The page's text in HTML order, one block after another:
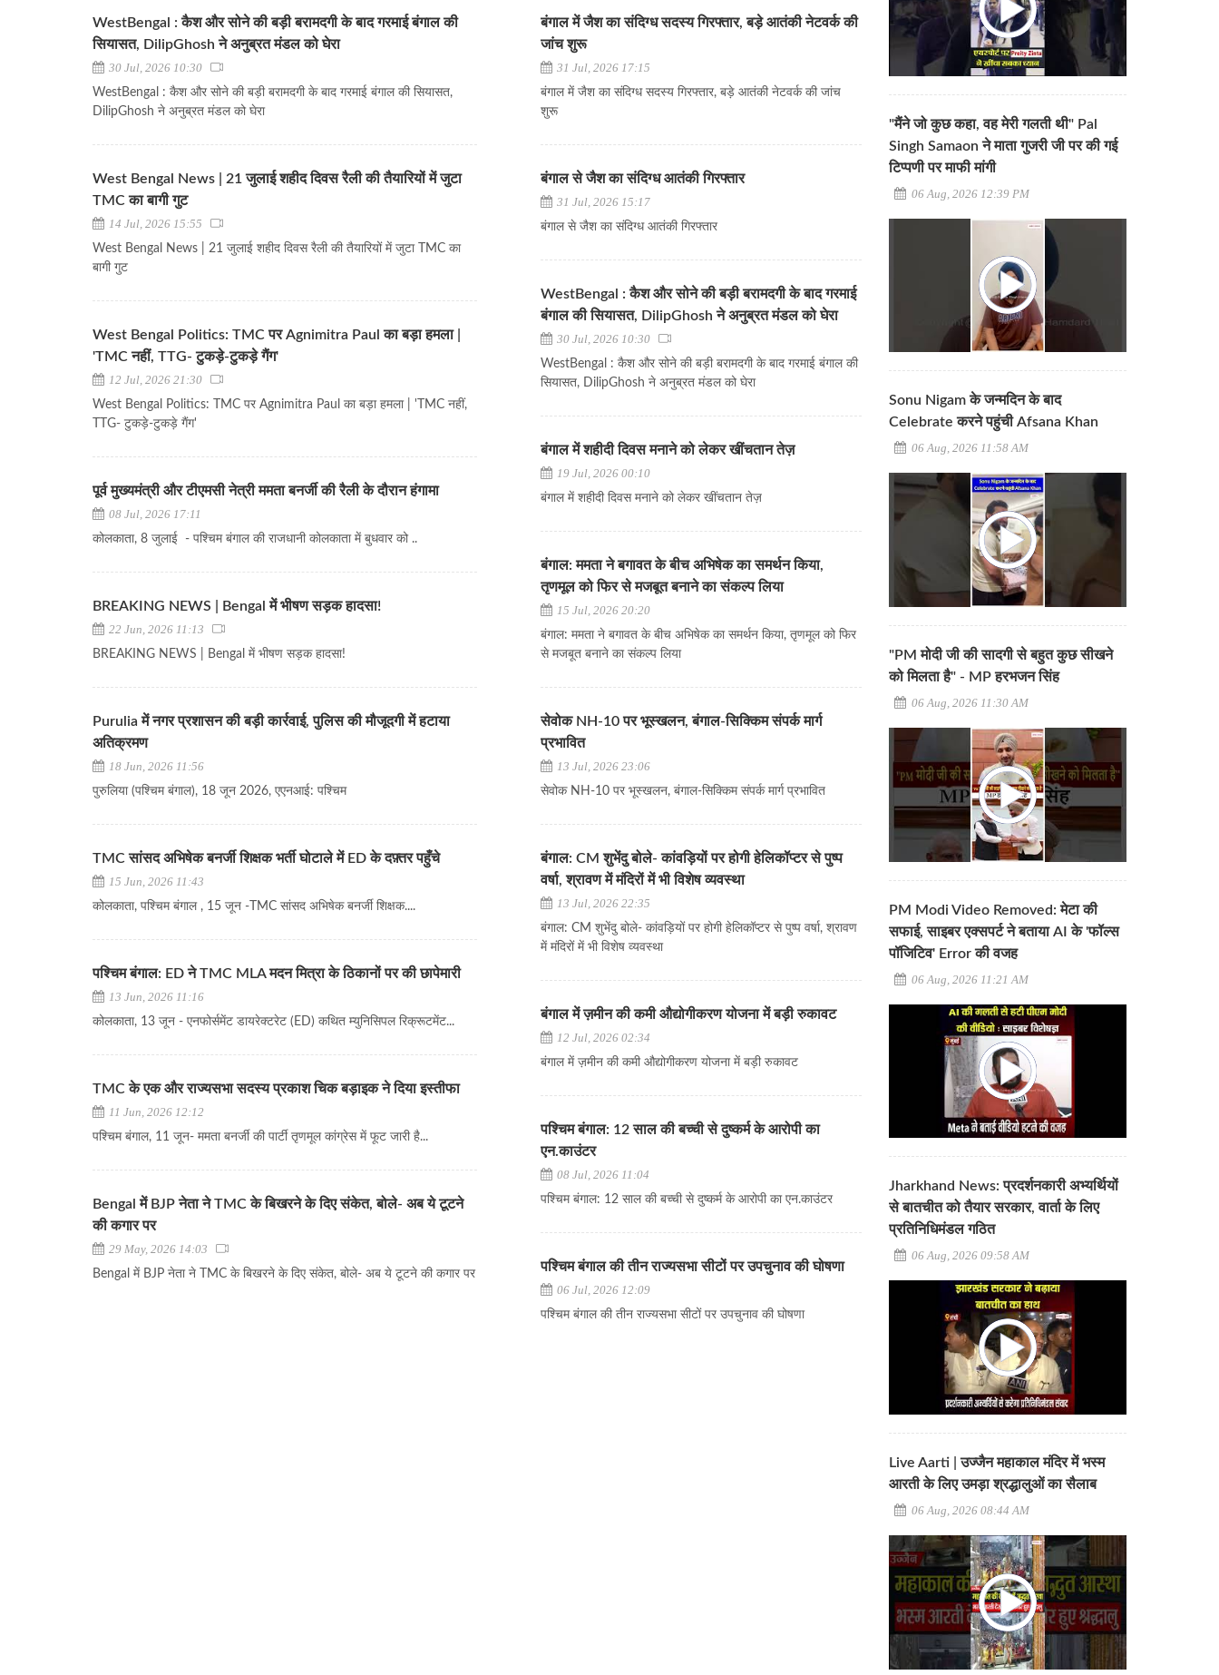
WestBengal : कैश और सोने की बड़ी बरामदगी के बाद गरमाई बंगाल की
सियासत, DilipGhosh ने अनुब्रत मंडल को घेरा
30 Jul, 2026 10:30
WestBengal : कैश और सोने की बड़ी बरामदगी के बाद गरमाई बंगाल की सियासत,
DilipGhosh ने अनुब्रत मंडल को घेरा
West Bengal News | 21 जुलाई शहीद दिवस रैली की तैयारियों में जुटा
TMC का बागी गुट
14 Jul, 2026 15:55
West Bengal News | 21 जुलाई शहीद दिवस रैली की तैयारियों में जुटा TMC का
बागी गुट
West Bengal Politics: TMC पर Agnimitra Paul का बड़ा हमला |
'TMC नहीं, TTG- टुकड़े-टुकड़े गैंग'
12 Jul, 2026 21:30
West Bengal Politics: TMC पर Agnimitra Paul का बड़ा हमला | 'TMC नहीं,
TTG- टुकड़े-टुकड़े गैंग'
पूर्व मुख्यमंत्री और टीएमसी नेत्री ममता बनर्जी की रैली के दौरान हंगामा
08 Jul, 2026 17:11
कोलकाता, 8 जुलाई - पश्चिम बंगाल की राजधानी कोलकाता में बुधवार को ..
BREAKING NEWS | Bengal में भीषण सड़क हादसा!
22 Jun, 2026 11:13
BREAKING NEWS | Bengal में भीषण सड़क हादसा!
Purulia में नगर प्रशासन की बड़ी कार्रवाई, पुलिस की मौजूदगी में हटाया
अतिक्रमण
18 Jun, 2026 11:56
पुरुलिया (पश्चिम बंगाल), 18 जून 2026, एएनआई: पश्चिम
TMC सांसद अभिषेक बनर्जी शिक्षक भर्ती घोटाले में ED के दफ़्तर पहुँचे
15 Jun, 2026 11:43
कोलकाता, पश्चिम बंगाल , 15 जून -TMC सांसद अभिषेक बनर्जी शिक्षक....
पश्चिम बंगाल: ED ने TMC MLA मदन मित्रा के ठिकानों पर की छापेमारी
13 Jun, 2026 11:16
कोलकाता, 13 जून - एनफोर्समेंट डायरेक्टरेट (ED) कथित म्युनिसिपल रिक्रूटमेंट...
TMC के एक और राज्यसभा सदस्य प्रकाश चिक बड़ाइक ने दिया इस्तीफा
11 Jun, 2026 12:12
पश्चिम बंगाल, 11 जून- ममता बनर्जी की पार्टी तृणमूल कांग्रेस में फूट जारी है...
Bengal में BJP नेता ने TMC के बिखरने के दिए संकेत, बोले- अब ये टूटने
की कगार पर
29 May, 2026 14:03
Bengal में BJP नेता ने TMC के बिखरने के दिए संकेत, बोले- अब ये टूटने की कगार पर
बंगाल में जैश का संदिग्ध सदस्य गिरफ्तार, बड़े आतंकी नेटवर्क की
जांच शुरू
31 Jul, 2026 17:15
बंगाल में जैश का संदिग्ध सदस्य गिरफ्तार, बड़े आतंकी नेटवर्क की जांच
शुरू
बंगाल से जैश का संदिग्ध आतंकी गिरफ्तार
31 Jul, 2026 15:17
बंगाल से जैश का संदिग्ध आतंकी गिरफ्तार
WestBengal : कैश और सोने की बड़ी बरामदगी के बाद गरमाई
बंगाल की सियासत, DilipGhosh ने अनुब्रत मंडल को घेरा
30 Jul, 2026 10:30
WestBengal : कैश और सोने की बड़ी बरामदगी के बाद गरमाई बंगाल की
सियासत, DilipGhosh ने अनुब्रत मंडल को घेरा
बंगाल में शहीदी दिवस मनाने को लेकर खींचतान तेज़
19 Jul, 2026 00:10
बंगाल में शहीदी दिवस मनाने को लेकर खींचतान तेज़
बंगाल: ममता ने बगावत के बीच अभिषेक का समर्थन किया,
तृणमूल को फिर से मजबूत बनाने का संकल्प लिया
15 Jul, 2026 20:20
बंगाल: ममता ने बगावत के बीच अभिषेक का समर्थन किया, तृणमूल को फिर
से मजबूत बनाने का संकल्प लिया
सेवोक NH-10 पर भूस्खलन, बंगाल-सिक्किम संपर्क मार्ग
प्रभावित
13 Jul, 2026 23:06
सेवोक NH-10 पर भूस्खलन, बंगाल-सिक्किम संपर्क मार्ग प्रभावित
बंगाल: CM शुभेंदु बोले- कांवड़ियों पर होगी हेलिकॉप्टर से पुष्प
वर्षा, श्रावण में मंदिरों में भी विशेष व्यवस्था
13 Jul, 2026 22:35
बंगाल: CM शुभेंदु बोले- कांवड़ियों पर होगी हेलिकॉप्टर से पुष्प वर्षा, श्रावण
में मंदिरों में भी विशेष व्यवस्था
बंगाल में ज़मीन की कमी औद्योगीकरण योजना में बड़ी रुकावट
12 Jul, 2026 02:34
बंगाल में ज़मीन की कमी औद्योगीकरण योजना में बड़ी रुकावट
पश्चिम बंगाल: 12 साल की बच्ची से दुष्कर्म के आरोपी का
एन.काउंटर
08 Jul, 2026 11:04
पश्चिम बंगाल: 12 साल की बच्ची से दुष्कर्म के आरोपी का एन.काउंटर
पश्चिम बंगाल की तीन राज्यसभा सीटों पर उपचुनाव की घोषणा
06 Jul, 2026 12:09
पश्चिम बंगाल की तीन राज्यसभा सीटों पर उपचुनाव की घोषणा
"मैंने जो कुछ कहा, वह मेरी गलती थी" Pal
Singh Samaon ने माता गुजरी जी पर की गई
टिप्पणी पर माफी मांगी
06 Aug, 2026 12:39 PM
Sonu Nigam के जन्मदिन के बाद
Celebrate करने पहुंची Afsana Khan
06 Aug, 2026 11:58 AM
"PM मोदी जी की सादगी से बहुत कुछ सीखने
को मिलता है" - MP हरभजन सिंह
06 Aug, 2026 11:30 AM
PM Modi Video Removed: मेटा की
सफाई, साइबर एक्सपर्ट ने बताया AI के 'फॉल्स
पॉजिटिव' Error की वजह
06 Aug, 2026 11:21 AM
Jharkhand News: प्रदर्शनकारी अभ्यर्थियों
से बातचीत को तैयार सरकार, वार्ता के लिए
प्रतिनिधिमंडल गठित
06 Aug, 2026 09:58 AM
Live Aarti | उज्जैन महाकाल मंदिर में भस्म
आरती के लिए उमड़ा श्रद्धालुओं का सैलाब
06 Aug, 2026 08:44 AM